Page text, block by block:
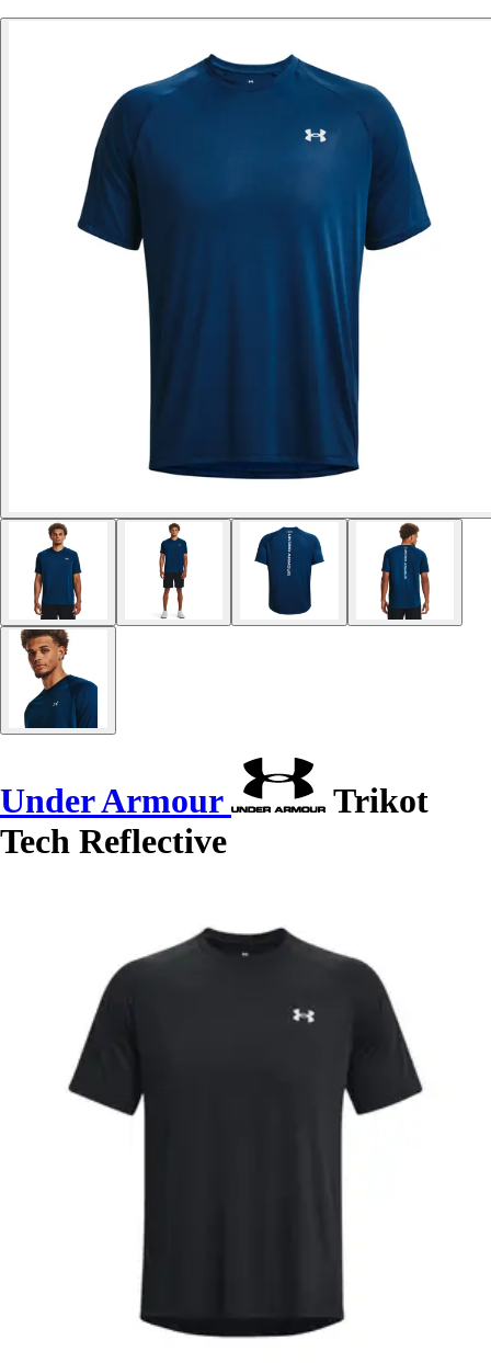
Under Armour
Trikot
Tech Reflective